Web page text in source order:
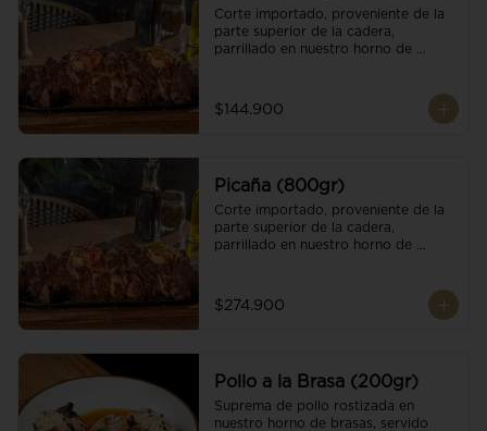
Corte importado, proveniente de la
parte superior de la cadera,
parrillado en nuestro horno de
Acompañado de salsa criolla de la
casa.
$144.900
Picaña (800gr)
Corte importado, proveniente de la
parte superior de la cadera,
parrillado en nuestro horno de
Acompañado de salsa criolla de la
casa.
$274.900
Pollo a la Brasa (200gr)
Suprema de pollo rostizada en
nuestro horno de brasas, servido